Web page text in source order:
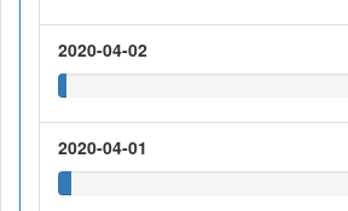
2020-04-02
2020-04-01